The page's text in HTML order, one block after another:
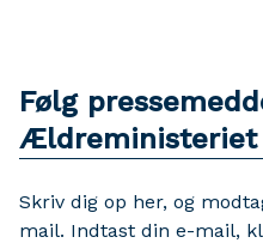
Følg
Ældreministeriet
Skriv dig op her, og
mail. Indtast din e-mail,